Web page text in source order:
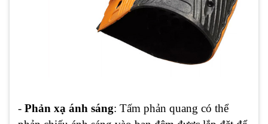
- Phản xạ ánh sáng: Tấm phản quang có thể